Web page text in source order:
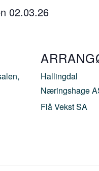
02.03.26
Hallingdal
Næringshage
Flå Vekst SA